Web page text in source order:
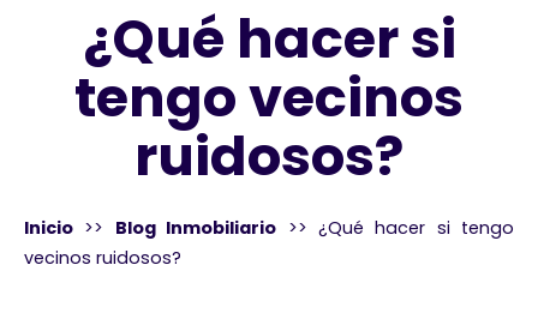
¿Qué hacer si
tengo vecinos
ruidosos?
Inicio >> Blog Inmobiliario >> ¿Qué hacer si tengo
vecinos ruidosos?